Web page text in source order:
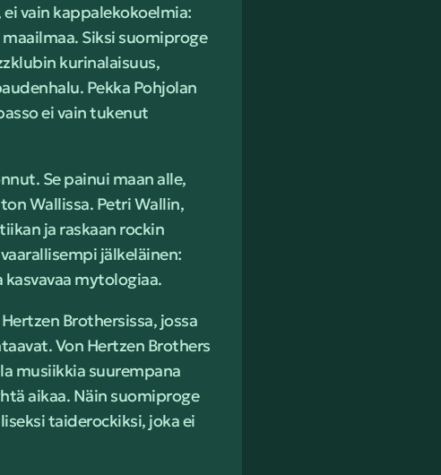
vain kappalekokoelmia:
Siksi suomiproge
kurinalaisuus,
Pekka Pohjolan
ei vain tukenut
Se painui maan alle,
Wallissa. Petri Wallin,
ja raskaan rockin
jälkeläinen:
mytologiaa.
Brothersissa, jossa
Von Hertzen Brothers
musiikkia suurempana
aikaa. Näin suomiproge
taiderockiksi, joka ei